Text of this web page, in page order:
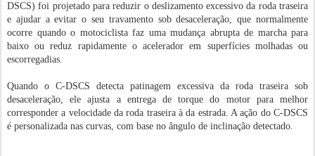
DSCS) foi projetado para reduzir o deslizamento excessivo da roda traseira
e ajudar a evitar o seu travamento sob desaceleração, que normalmente
ocorre quando o motociclista faz uma mudança abrupta de marcha para
baixo ou reduz rapidamente o acelerador em superfícies molhadas ou
escorregadias.
Quando o C-DSCS detecta patinagem excessiva da roda traseira sob
desaceleração, ele ajusta a entrega de torque do motor para melhor
corresponder a velocidade da roda traseira à da estrada. A ação do C-DSCS
é personalizada nas curvas, com base no ângulo de inclinação detectado.